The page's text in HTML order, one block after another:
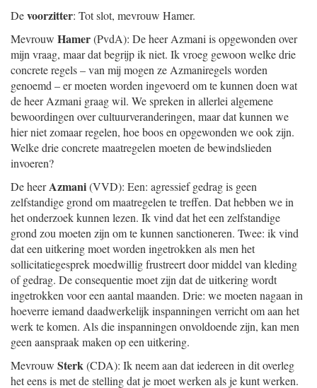
Devoorzitter: Tot slot, mevrouw Hamer.
Mevrouw Hamer(PvdA): De heer Azmani is opgewonden over
mijn vraag, maar dat begrijp ik niet. Ik vroeg gewoon welke drie
concrete regels – van mij mogen ze Azmaniregels worden
genoemd – er moeten worden ingevoerd om te kunnen doen wat
de heer Azmani graag wil. We spreken in allerlei algemene
bewoordingen over cultuurveranderingen, maar dat kunnen we
hier niet zomaar regelen, hoe boos en opgewonden we ook zijn.
Welke drie concrete maatregelen moeten de bewindslieden
invoeren?
De heerAzmani(VVD): Een: agressief gedrag is geen
zelfstandige grond om maatregelen te treffen. Dat hebben we in
het onderzoek kunnen lezen. Ik vind dat het een zelfstandige
grond zou moeten zijn om te kunnen sanctioneren. Twee: ik vind
dat een uitkering moet worden ingetrokken als men het
sollicitatiegesprek moedwillig frustreert door middel van kleding
of gedrag. De consequentie moet zijn dat de uitkering wordt
ingetrokken voor een aantal maanden. Drie: we moeten nagaan in
hoeverre iemand daadwerkelijk inspanningen verricht om aan het
werk te komen. Als die inspanningen onvoldoende zijn, kan men
geen aanspraak maken op een uitkering.
Mevrouw Sterk(CDA): Ik neem aan dat iedereen in dit overleg
het eens is met de stelling dat je moet werken als je kunt werken.